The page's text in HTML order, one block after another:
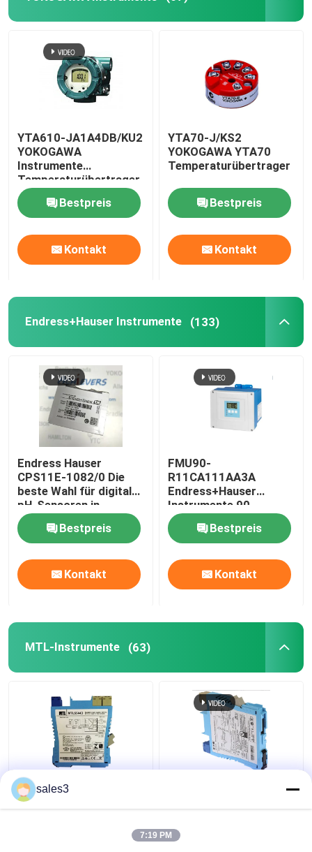
YTA610-JA1A4DB/KU2
YOKOGAWA
Instrumente
Temperaturübertrager
HART7 Protokoll
Bestpreis
Kontakt
YTA70-J/KS2
YOKOGAWA YTA70
Temperaturübertrager
Bestpreis
Kontakt
Endress+Hauser Instrumente (133)
Endress Hauser
CPS11E-1082/0 Die
beste Wahl für digitale
pH-Sensoren in
industriellen
Umgebungen
Bestpreis
Kontakt
FMU90-
R11CA111AA3A
Endress+Hauser
Instrumente 90-
253VAC
Nichtgefährlicher
Bereich
Bestpreis
Kontakt
MTL-Instrumente (63)
MTL5544D Repeater
Stromversorgung MTL
Drahttransmitter Zwei
Sicherheitsbarriere
sales3
7:19 PM